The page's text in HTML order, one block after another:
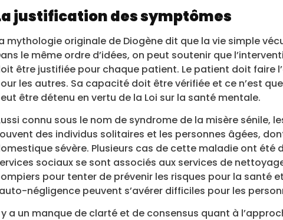
justification des symptômes
mythologie originale de Diogène dit que la vie simple
le même ordre d’idées, on peut soutenir que
être justifiée pour chaque patient. Le patient doit faire
les autres. Sa capacité doit être vérifiée et ce n’est
être détenu en vertu de la Loi sur la santé mentale.
connu sous le nom de syndrome de la misère sénile,
des individus solitaires et les personnes âgées,
sévère. Plusieurs cas de cette maladie ont été
sociaux se sont associés aux services de
pour tenter de prévenir les risques pour la santé
négligence peuvent s’avérer difficiles pour les
y a un manque de clarté et de consensus quant à